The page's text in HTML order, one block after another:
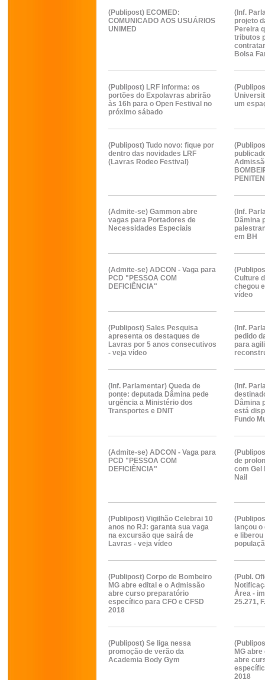
(Publipost) ECOMED:
COMUNICADO AOS USUÁRIOS
UNIMED
(Inf.
projeto
Pereira
tributos
Bolsa
(Publipost) LRF informa: os
portões do Expolavras abrirão
às 16h para o Open Festival no
próximo sábado
um
(Publipost) Tudo novo: fique por
dentro das novidades LRF
(Lavras Rodeo Festival)
(Admite-se) Gammon abre
vagas para Portadores de
Necessidades Especiais
(Inf.
Dâmina
em BH
(Admite-se) ADCON - Vaga para
PCD "PESSOA COM
DEFICIÊNCIA"
Culture
chegou
vídeo
(Publipost) Sales Pesquisa
apresenta os destaques de
Lavras por 5 anos consecutivos
- veja vídeo
(Inf.
pedido
para
(Inf. Parlamentar) Queda de
ponte: deputada Dâmina pede
urgência a Ministério dos
Transportes e DNIT
(Inf.
Dâmina
está
Fundo
(Admite-se) ADCON - Vaga para
PCD "PESSOA COM
DEFICIÊNCIA"
de
com Gel
Nail
(Publipost) Vigilhão Celebrai 10
anos no RJ: garanta sua vaga
na excursão que sairá de
Lavras - veja vídeo
lançou
e liberou
(Publipost) Corpo de Bombeiro
MG abre edital e o Admissão
abre curso preparatório
específico para CFO e CFSD
2018
(Publ.
Área -
25.271,
(Publipost) Se liga nessa
promoção de verão da
Academia Body Gym
MG
abre
2018